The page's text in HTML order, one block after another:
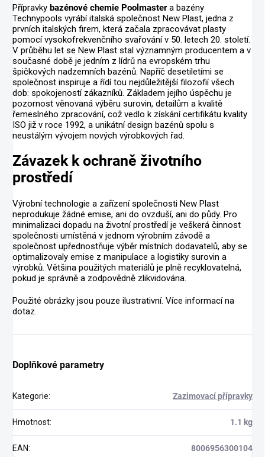
Přípravky bazénové chemie Poolmastera bazény
Technypools vyrábí italská společnost New Plast, jedna z
prvních italských firem, která začala zpracovávat plasty
pomocí vysokofrekvenčního svařování v 50. letech 20. století.
V průběhu let se New Plast stal významným producentem a v
současné době je jedním z lídrů na evropském trhu
špičkových nadzemních bazénů. Napříč desetiletími se
společnost inspiruje a řídí tou nejdůležitější filozofií všech
dob: spokojeností zákazníků. Základem jejího úspěchu je
pozornost věnovaná výběru surovin, detailům a kvalitě
řemeslného zpracování, což vedlo k získání certifikátu kvality
ISO již v roce 1992, a unikátní design bazénů spolu s
neustálým vývojem nových výrobkových řad.
Závazek k ochraně životního
prostředí
Výrobní technologie a zařízení společnosti New Plast
neprodukuje žádné emise, ani do ovzduší, ani do půdy. Pro
minimalizaci dopadu na životní prostředí je veškerá činnost
společnosti umístěná v jednom výrobním závodě a
společnost upřednostňuje výběr místních dodavatelů, aby se
optimalizovaly emise z manipulace a logistiky surovin a
výrobků. Většina použitých materiálů je plně recyklovatelná,
pokud je správně a zodpovědně zlikvidována.
Použité obrázky jsou pouze ilustrativní. Více informací na
dotaz.
Doplňkové parametry
Kategorie: Zazimovací přípravky
Hmotnost: 1.1 kg
EAN: 8006956300104